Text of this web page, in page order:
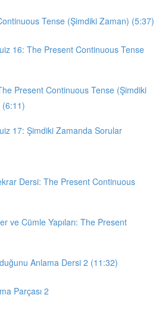
Tense (Şimdiki Zaman) (5:37)
16: The Present Continuous Tense
Present Continuous Tense (Şimdiki
17: Şimdiki Zamanda Sorular
Dersi: The Present Continuous
ve Cümle Yapıları: The Present
Anlama Dersi 2 (11:32)
Parçası 2